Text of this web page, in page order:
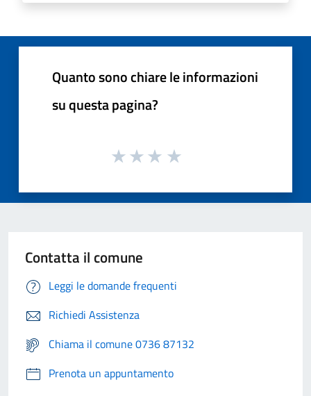
Quanto sono chiare le informazioni
su questa pagina?
Contatta il comune
Leggi le domande frequenti
Richiedi Assistenza
Chiama il comune 0736 87132
Prenota un appuntamento